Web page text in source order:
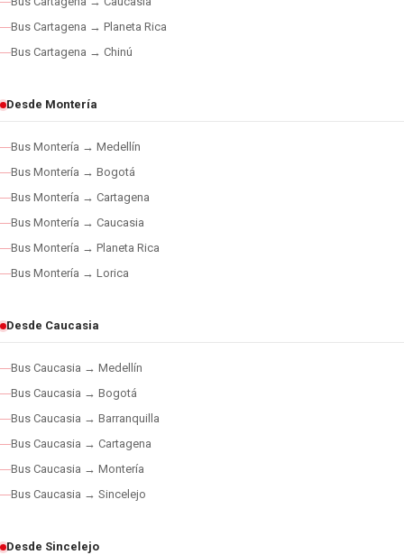
Bus Cartagena → Planeta Rica
Bus Cartagena → Chinú
Desde Montería
Bus Montería → Medellín
Bus Montería → Bogotá
Bus Montería → Cartagena
Bus Montería → Caucasia
Bus Montería → Planeta Rica
Bus Montería → Lorica
Desde Caucasia
Bus Caucasia → Medellín
Bus Caucasia → Bogotá
Bus Caucasia → Barranquilla
Bus Caucasia → Cartagena
Bus Caucasia → Montería
Bus Caucasia → Sincelejo
Desde Sincelejo